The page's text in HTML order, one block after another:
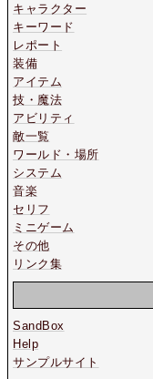
キャラクター
キーワード
レポート
装備
アイテム
技・魔法
アビリティ
敵一覧
ワールド・場所
システム
音楽
セリフ
ミニゲーム
その他
リンク集
SandBox
Help
サンプルサイト